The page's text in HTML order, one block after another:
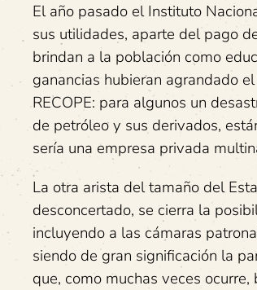
El año pasado el Instituto
sus utilidades, aparte del pago
brindan a la población como
ganancias hubieran agrandado
RECOPE: para algunos un
de petróleo y sus derivados,
sería una empresa privada
La otra arista del tamaño del
desconcertado, se cierra la
incluyendo a las cámaras
siendo de gran significación la
que, como muchas veces